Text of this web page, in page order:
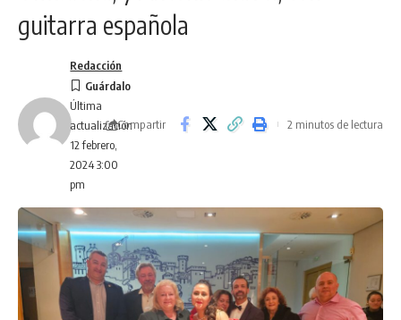
guitarra española
Última
actualización
12 febrero,
2024 3:00
pm
Redacción
Compartir 2 minutos de lectura